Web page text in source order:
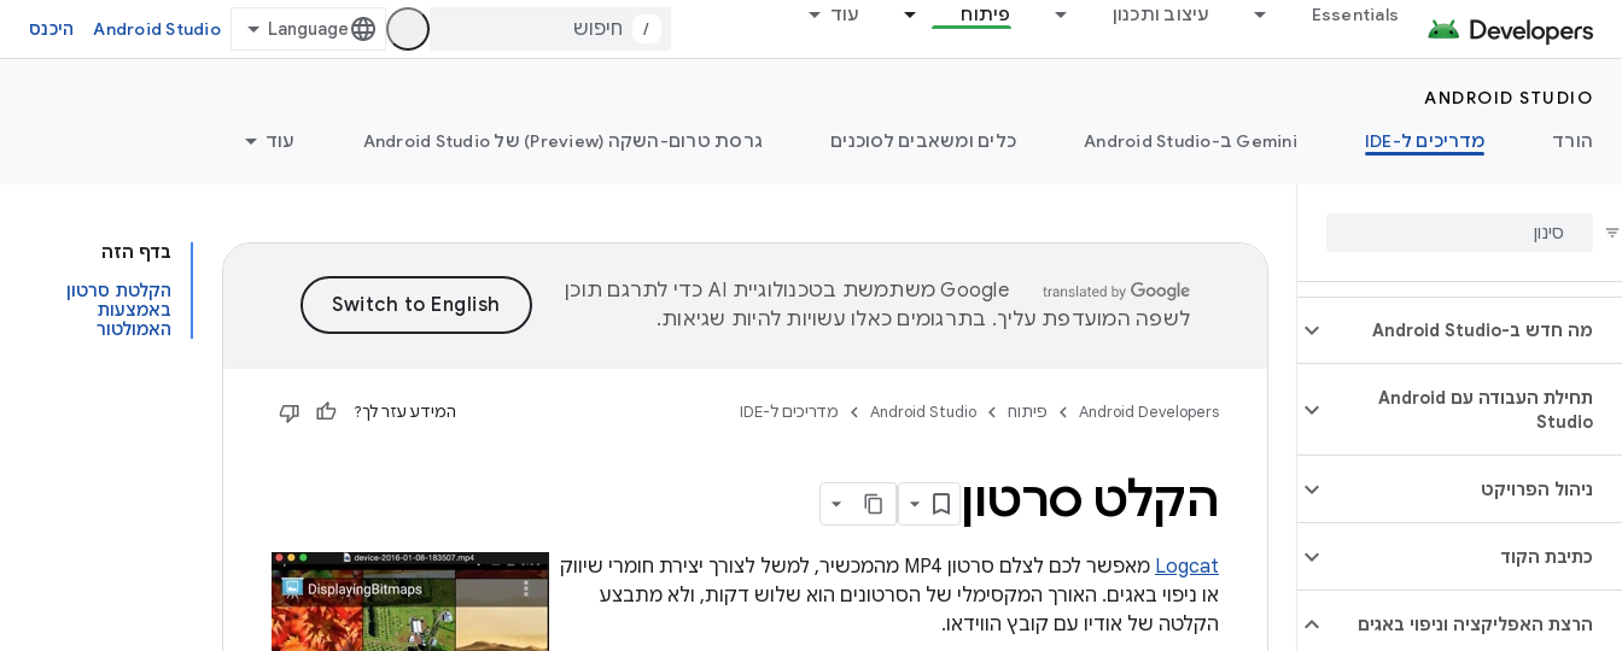
Essentials עיצוב ותכנון פיתוח עוד
/
Android Studio היכנס
ANDROID STUDIO
הורד
מדריכים ל-IDE ‫Gemini ב-Android Studio כלים ומשאבים לסוכנים גרסת טרום-השקה (Preview) של Android Studio עוד
מה חדש ב-Android Studio
תחילת העבודה עם Android
Studio
ניהול הפרויקט
כתיבת הקוד
הרצת האפליקציה וניפוי באגים
בדף הזה
הקלטת סרטון
באמצעות
האמולטור
‫Google משתמשת בטכנולוגיית AI כדי לתרגם תוכן
לשפה המועדפת עליך. בתרגומים כאלו עשויות להיות שגיאות.
Android Developers פיתוח Android Studio מדריכים ל-IDE המידע עזר לך?
הקלט סרטון
Logcat
מאפשר לכם לצלם סרטון MP4 מהמכשיר, למשל לצורך יצירת חומרי שיווק
או ניפוי באגים. האורך המקסימלי של הסרטונים הוא שלוש דקות, ולא מתבצע
הקלטה של אודיו עם קובץ הווידאו.